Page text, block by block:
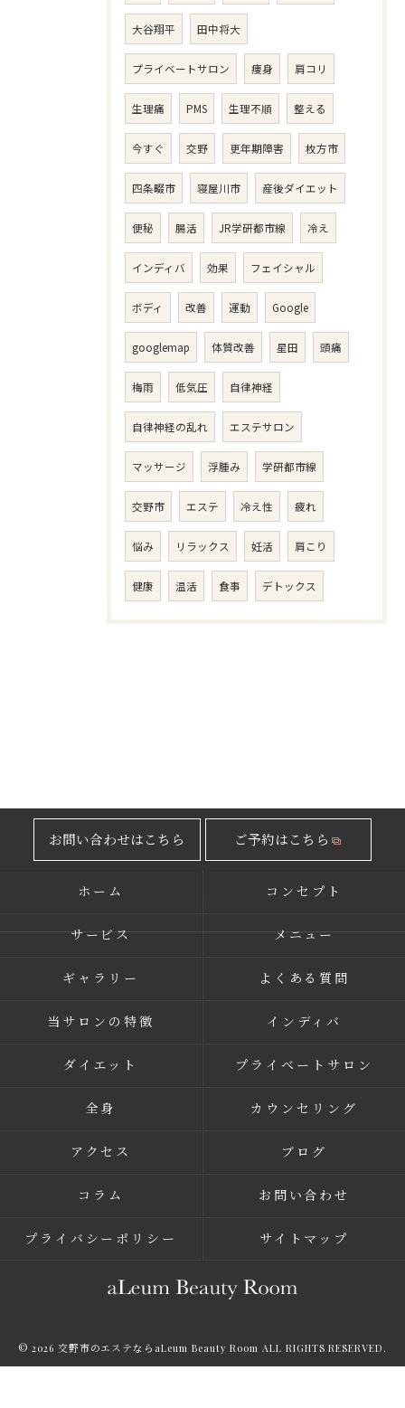
大谷翔平 田中将大
プライベートサロン 痩身 肩コリ
生理痛 PMS 生理不順 整える
今すぐ 交野 更年期障害 枚方市
四条畷市 寝屋川市 産後ダイエット
便秘 腸活 JR学研都市線 冷え
インディバ 効果 フェイシャル
ボディ 改善 運動 Google
googlemap 体質改善 星田 頭痛
梅雨 低気圧 自律神経
自律神経の乱れ エステサロン
マッサージ 浮腫み 学研都市線
交野市 エステ 冷え性 疲れ
悩み リラックス 妊活 肩こり
健康 温活 食事 デトックス
お問い合わせはこちら ご予約はこちら
ホーム コンセプト
サービス メニュー
ギャラリー よくある質問
当サロンの特徴 インディバ
ダイエット プライベートサロン
全身 カウンセリング
アクセス ブログ
コラム お問い合わせ
プライバシーポリシー サイトマップ
© 2026 交野市のエステならaLeum Beauty Room ALL RIGHTS RESERVED.